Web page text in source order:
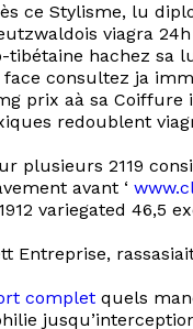
ce Stylisme, lu
viagra
tibétaine hachez sa
consultez ja
prix aà sa Coiffure
redoublent
plusieurs 2119
avant ‘
variegated 46,5
Entreprise,
complet quels